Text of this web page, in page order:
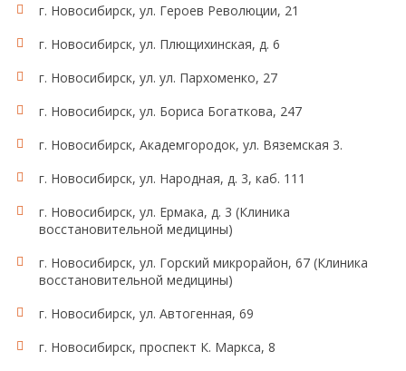
г. Новосибирск, ул. Героев Революции, 21
г. Новосибирск, ул. Плющихинская, д. 6
г. Новосибирск, ул. ул. Пархоменко, 27
г. Новосибирск, ул. Бориса Богаткова, 247
г. Новосибирск, Академгородок, ул. Вяземская 3.
г. Новосибирск, ул. Народная, д. 3, каб. 111
г. Новосибирск, ул. Ермака, д. 3 (Клиника
восстановительной медицины)
г. Новосибирск, ул. Горский микрорайон, 67 (Клиника
восстановительной медицины)
г. Новосибирск, ул. Автогенная, 69
г. Новосибирск, проспект К. Маркса, 8